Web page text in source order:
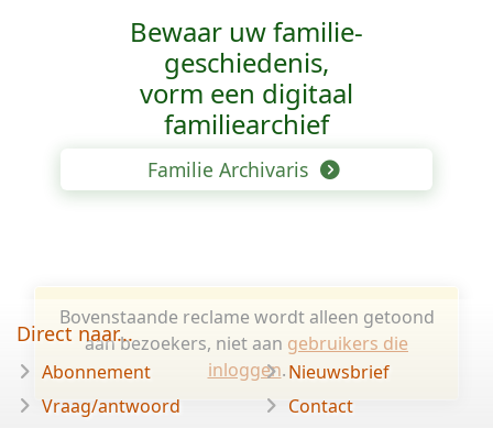
Bewaar uw familie­
geschiedenis,
vorm een digitaal
familiearchief
Familie Archivaris
Bovenstaande reclame wordt alleen getoond
aan bezoekers, niet aan gebruikers die
inloggen.
Direct naar...
Abonnement
Vraag/antwoord
Nieuwsbrief
Contact